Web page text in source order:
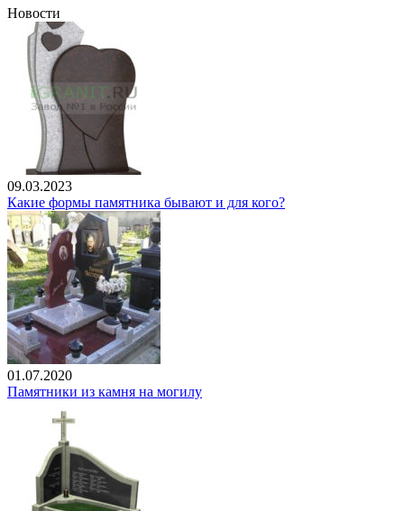
Новости
09.03.2023
Какие формы памятника бывают и для кого?
01.07.2020
Памятники из камня на могилу